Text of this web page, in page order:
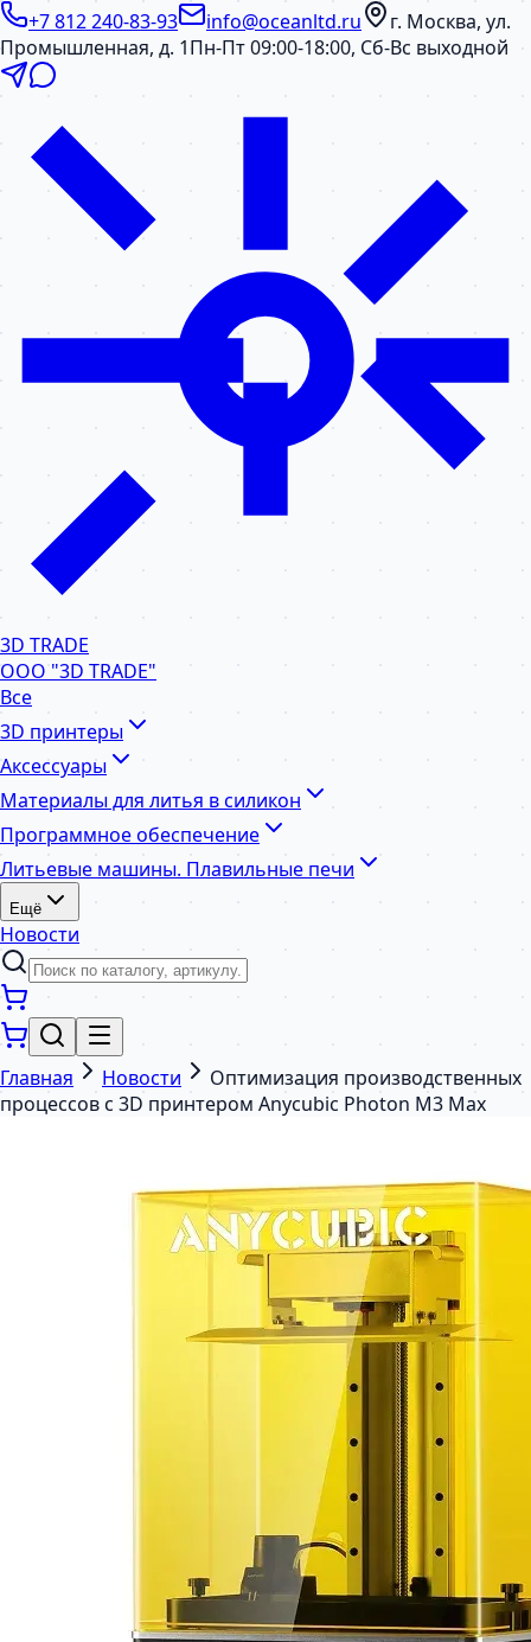
+7 812 240-83-93 info@oceanltd.ru
г. Москва, ул.
Промышленная, д. 1Пн-Пт 09:00-18:00, Сб-Вс выходной
3D TRADE
ООО "3D TRADE"
Все
3D принтеры
Аксессуары
Материалы для литья в силикон
Программное обеспечение
Литьевые машины. Плавильные печи
Ещё
Новости
Главная Новости
Оптимизация производственных
процессов с 3D принтером Anycubic Photon M3 Max